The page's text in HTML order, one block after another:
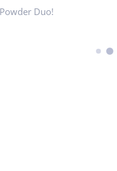
Duo!